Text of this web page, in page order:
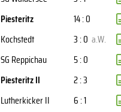
Piesteritz
14 : 0
Kochstedt 3 : 0 a.W.
SG Reppichau
5 : 0
Piesteritz II
2 : 3
Lutherkicker II
6 : 1